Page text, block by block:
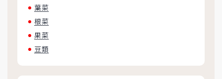
葉菜
根菜
果菜
豆類